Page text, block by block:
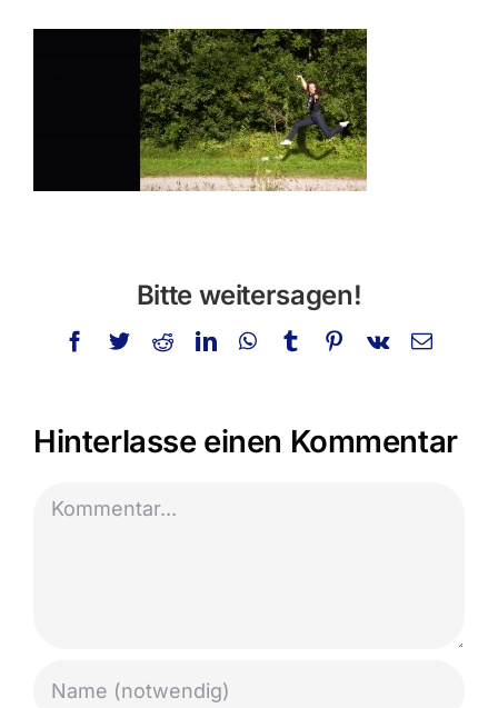
Privatstunden
Bitte weitersagen!
Facebook
TwitterRedditLinkedInWhatsApp
TumblrPinterest
Vk
E-
Hinterlasse einen Kommentar
Kommentar